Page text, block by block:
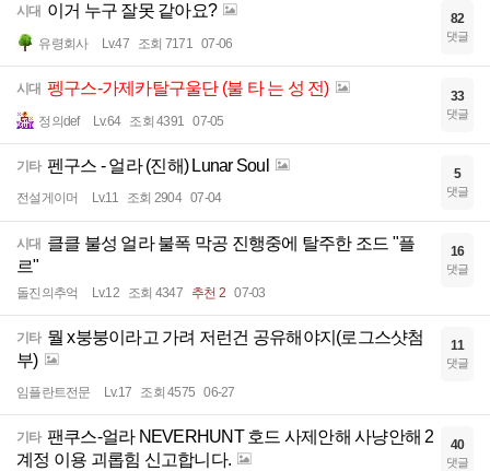
시대 이거 누구 잘못 같아요?
유령회사 Lv.47 조회 7171 07-06
82
댓글
시대 펭구스-가제카탈구울단 (불 타 는 성 전)
정의def Lv.64 조회 4391 07-05
33
댓글
기타 펜구스 - 얼라 (진해) Lunar Soul
전설게이머 Lv.11 조회 2904 07-04
5
댓글
시대 클클 불성 얼라 불폭 막공 진행중에 탈주한 조드 "플
르"
돌진의추억 Lv.12 조회 4347 추천 2 07-03
16
댓글
기타 뭘 x붕붕이라고 가려 저런건 공유해야지(로그스샷첨
부)
임플란트전문 Lv.17 조회 4575 06-27
11
댓글
기타 팬쿠스-얼라 NEVERHUNT 호드 사제안해 사냥안해 2
계정 이용 괴롭힘 신고합니다.
40
댓글